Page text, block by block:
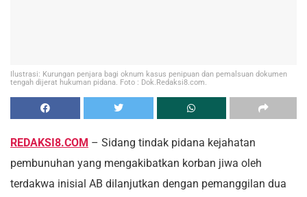
Ilustrasi: Kurungan penjara bagi oknum kasus penipuan dan pemalsuan dokumen
tengah dijerat hukuman pidana. Foto : Dok.Redaksi8.com.
REDAKSI8.COM – Sidang tindak pidana kejahatan
pembunuhan yang mengakibatkan korban jiwa oleh
terdakwa inisial AB dilanjutkan dengan pemanggilan dua